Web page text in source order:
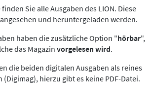
Sie alle Ausgaben des LION. Diese
und heruntergeladen werden.
haben die zusätzliche Option "hörbar",
das Magazin vorgelesen wird.
die beiden digitalen Ausgaben als reines
(Digimag), hierzu gibt es keine PDF-Datei.